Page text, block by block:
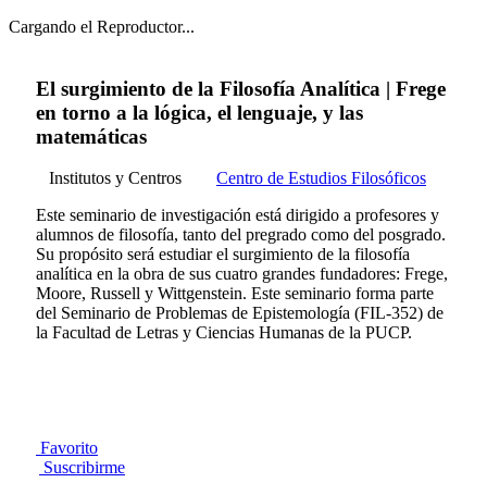
Cargando el Reproductor...
El surgimiento de la Filosofía Analítica | Frege
en torno a la lógica, el lenguaje, y las
matemáticas
Institutos y Centros
Centro de Estudios Filosóficos
Este seminario de investigación está dirigido a profesores y
alumnos de filosofía, tanto del pregrado como del posgrado.
Su propósito será estudiar el surgimiento de la filosofía
analítica en la obra de sus cuatro grandes fundadores: Frege,
Moore, Russell y Wittgenstein. Este seminario forma parte
del Seminario de Problemas de Epistemología (FIL-352) de
la Facultad de Letras y Ciencias Humanas de la PUCP.
Favorito
Suscribirme